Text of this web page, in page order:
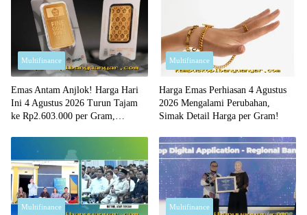
Multifinance
Emas Antam Anjlok! Harga Hari
Ini 4 Agustus 2026 Turun Tajam
ke Rp2.603.000 per Gram,
Multifinance
Harga Emas Perhiasan 4 Agustus
2026 Mengalami Perubahan,
Simak Detail Harga per Gram!
Multifinance Multifinance